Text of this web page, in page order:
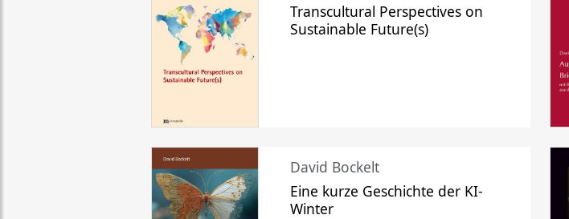
Transcultural Perspectives on
Sustainable Future(s)
David Bockelt
Eine kurze Geschichte der KI-
Winter